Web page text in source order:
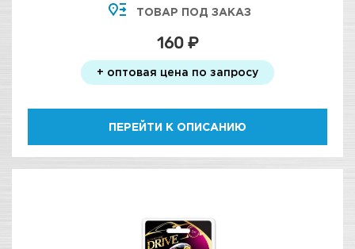
ТОВАР ПОД ЗАКАЗ
160 ₽
+ оптовая цена по запросу
ПЕРЕЙТИ К ОПИСАНИЮ